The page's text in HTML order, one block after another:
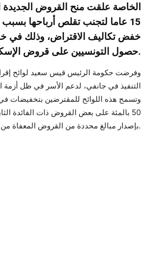
الخاصة علقت منح القروض الجديدة
15 عاما لتجنب تقلص أرباحها
خفض تكاليف الاقتراض، وذلك في
حصول التونسيين على قروض الإسكان.
وفرضت حكومة الرئيس قيس سعيد لوائح
التنفيذ في جانفي، لدعم الأسر في ظل أزمة
وتسمح هذه اللوائح للمقترضين بتخفيضات في
50 بالمئة على بعض القروض ذات الفائدة
بإصدار مبالغ محددة من القروض المعفاة من الفائدة.